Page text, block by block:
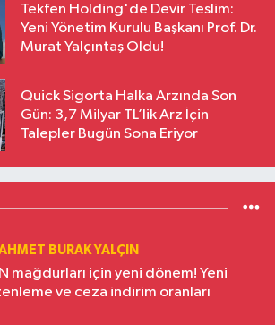
Tekfen Holding'de Devir Teslim:
Yeni Yönetim Kurulu Başkanı Prof. Dr.
Murat Yalçıntaş Oldu!
Quick Sigorta Halka Arzında Son
Gün: 3,7 Milyar TL’lik Arz İçin
Talepler Bugün Sona Eriyor
BURAK YALÇIN
mağdurları için yeni dönem! Yeni
ve ceza indirim oranları